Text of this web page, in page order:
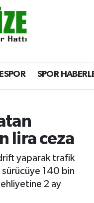
SPOR
lira ceza
yaparak trafik
140 bin
ehliyetine 2 ay